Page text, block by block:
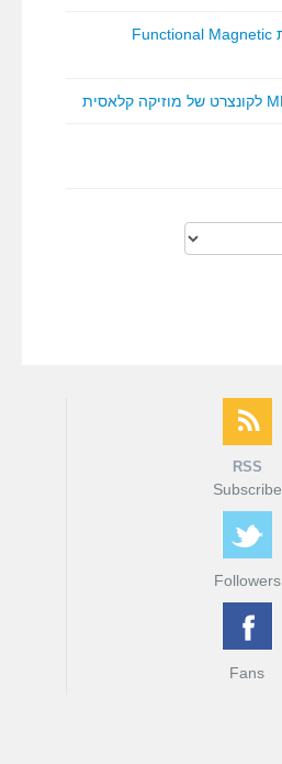
איך עובד fMRI? סריקת Functional Magnetic
RSS
Subscribe
Followers
Fans